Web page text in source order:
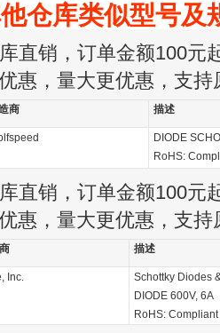
仓库类似型号及
直销，订单金额100元
惠，量大更优惠，支持
商 描述
DIODE
RoHS:
直销，订单金额100元
惠，量大更优惠，支持
描述
Inc.
Schottky Diodes
DIODE 600V, 6A
RoHS: Compliant